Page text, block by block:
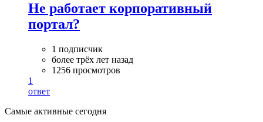
Не работает корпоративный
портал?
1 подписчик
более трёх лет назад
1256 просмотров
1
ответ
Самые активные сегодня